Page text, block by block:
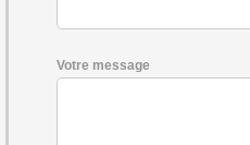
Votre message